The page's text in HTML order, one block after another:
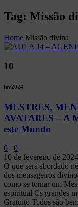
Tag: Missão
Home Missão divina
10
fev2024
MESTRES,
AVATARES – A
este Mundo
0
0
10 de fevereiro de 2024
O que será abordado
dos mensageiros
como se tornar um
espiritual Os grandes
Gratuito Todos são